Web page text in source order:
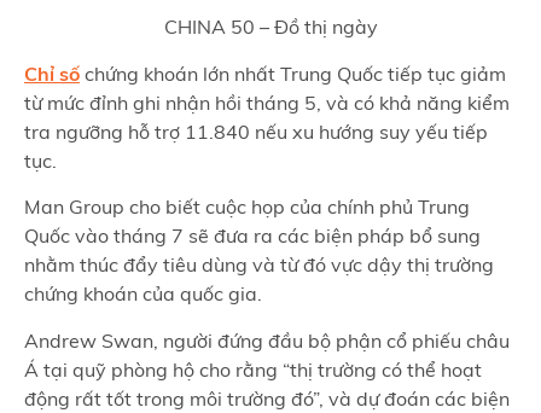
CHINA 50 – Đồ thị ngày
Chỉ số chứng khoán lớn nhất Trung Quốc tiếp tục giảm
từ mức đỉnh ghi nhận hồi tháng 5, và có khả năng kiểm
tra ngưỡng hỗ trợ 11.840 nếu xu hướng suy yếu tiếp
tục.
Man Group cho biết cuộc họp của chính phủ Trung
Quốc vào tháng 7 sẽ đưa ra các biện pháp bổ sung
nhằm thúc đẩy tiêu dùng và từ đó vực dậy thị trường
chứng khoán của quốc gia.
Andrew Swan, người đứng đầu bộ phận cổ phiếu châu
Á tại quỹ phòng hộ cho rằng “thị trường có thể hoạt
động rất tốt trong môi trường đó”, và dự đoán các biện